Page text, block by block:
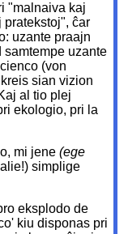
"malnaiva kaj
ĉar
uzante praajn
samtempe uzante
(von
sian vizion
al tio plej
ekologio, pri la
mi jene(ege
alie!) simplige
eksplodo de
kiu disponas pri